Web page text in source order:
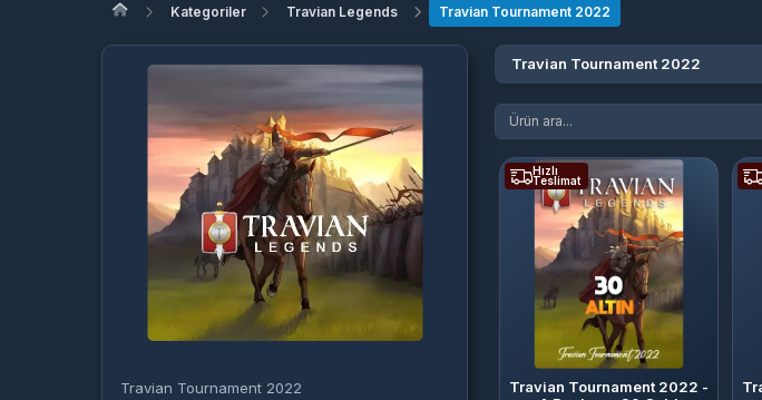
Kategoriler Travian Legends Travian Tournament 2022
Travian Tournament 2022
Travian Tournament 2022
Hızlı
Teslimat
Travian Tournament 2022 -